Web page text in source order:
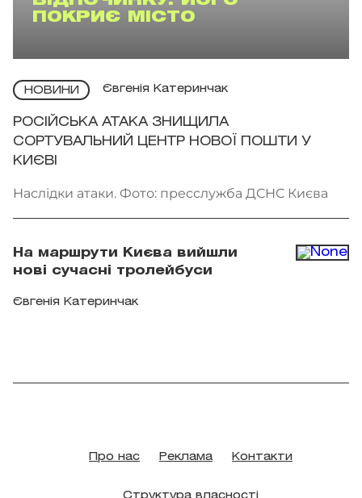
ПОКРИЄ МІСТО
НОВИНИ Євгенія Катеринчак
РОСІЙСЬКА АТАКА ЗНИЩИЛА
СОРТУВАЛЬНИЙ ЦЕНТР НОВОЇ ПОШТИ У
КИЄВІ
Наслідки атаки. Фото: пресслужба ДСНС Києва
На маршрути Києва вийшли
нові сучасні тролейбуси
Євгенія Катеринчак
Про нас Реклама Контакти
Структура власності